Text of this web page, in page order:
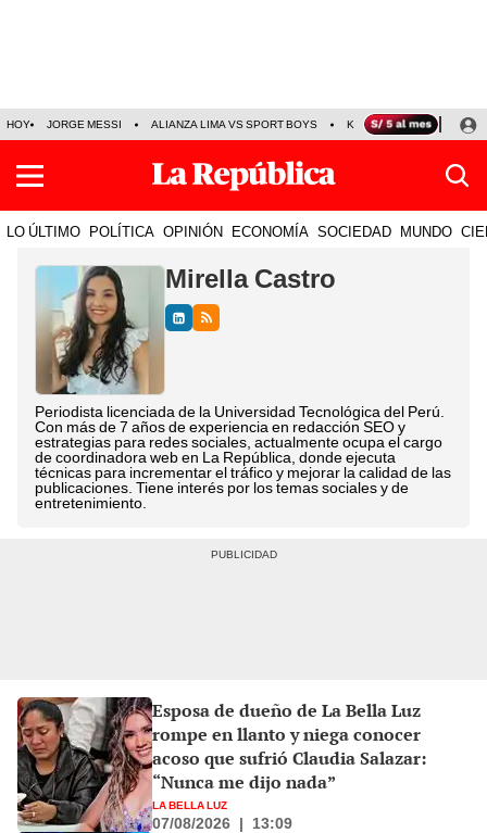
HOY JORGE MESSI ALIANZA LIMA VS SPORT BOYS KENJI FUJIMORI
LO ÚLTIMO POLÍTICA OPINIÓN ECONOMÍA SOCIEDAD MUNDO
Mirella Castro
Periodista licenciada de la Universidad Tecnológica del Perú.
Con más de 7 años de experiencia en redacción SEO y
estrategias para redes sociales, actualmente ocupa el cargo
de coordinadora web en La República, donde ejecuta
técnicas para incrementar el tráfico y mejorar la calidad de las
publicaciones. Tiene interés por los temas sociales y de
entretenimiento.
Esposa de dueño de La Bella Luz
rompe en llanto y niega conocer
acoso que sufrió Claudia Salazar:
“Nunca me dijo nada”
LA BELLA LUZ
07/08/2026 | 13:09